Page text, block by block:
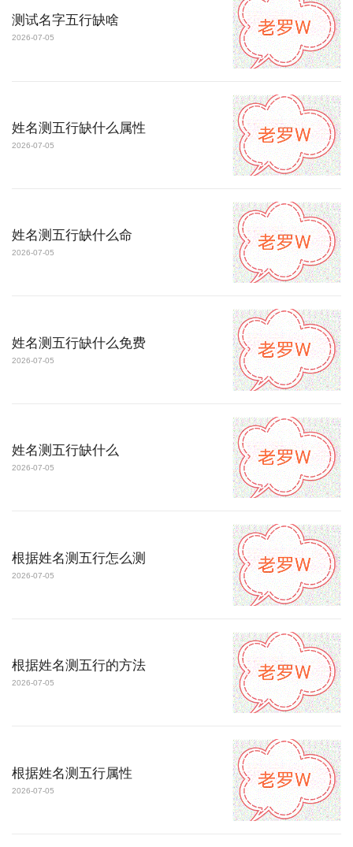
测试名字五行缺啥
2026-07-05
姓名测五行缺什么属性
2026-07-05
姓名测五行缺什么命
2026-07-05
姓名测五行缺什么免费
2026-07-05
姓名测五行缺什么
2026-07-05
根据姓名测五行怎么测
2026-07-05
根据姓名测五行的方法
2026-07-05
根据姓名测五行属性
2026-07-05